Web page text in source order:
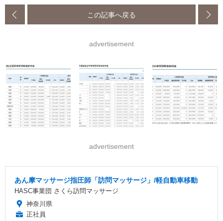
この記事へ戻る
advertisement
advertisement
あん摩マッサージ指圧師「訪問マッサージ」/軽自動車移動
HASC事業団 さくら訪問マッサージ
神奈川県
正社員